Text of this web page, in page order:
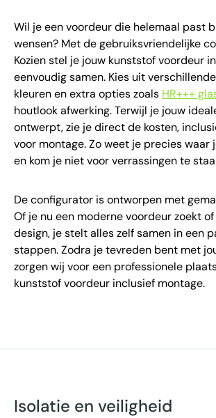
Wil je een voordeur die helemaal past
wensen? Met de gebruiksvriendelijke
Kozien stel je jouw kunststof voordeur
eenvoudig samen. Kies uit
kleuren en extra opties zoals HR+++
houtlook afwerking. Terwijl je jouw
ontwerpt, zie je direct de kosten,
voor montage. Zo weet je precies waar
en kom je niet voor verrassingen te
De configurator is ontworpen met
Of je nu een moderne voordeur zoekt
design, je stelt alles zelf samen in een
stappen. Zodra je tevreden bent met
zorgen wij voor een professionele
kunststof voordeur inclusief montage.
Isolatie en veiligheid